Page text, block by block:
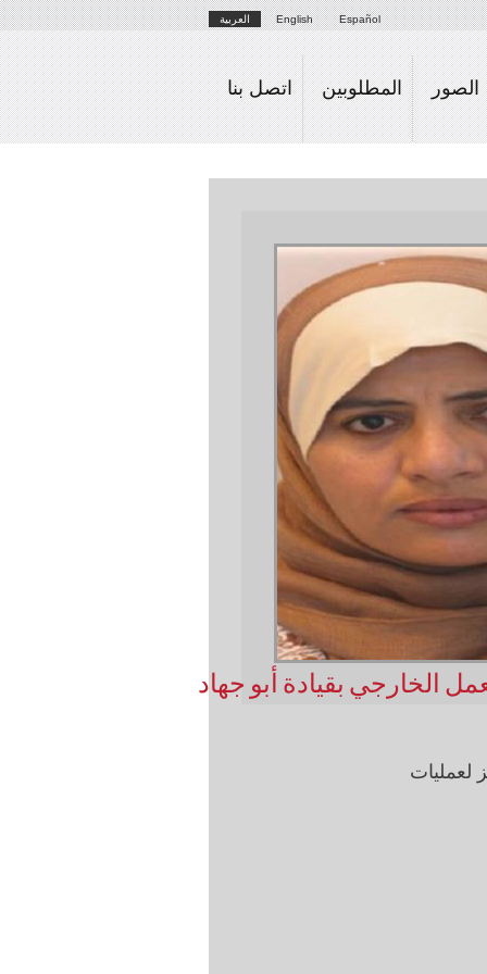
English Español العربية
الصور المطلوبين اتصل بنا
الخارجي بقيادة أبو جهاد
لعمليات